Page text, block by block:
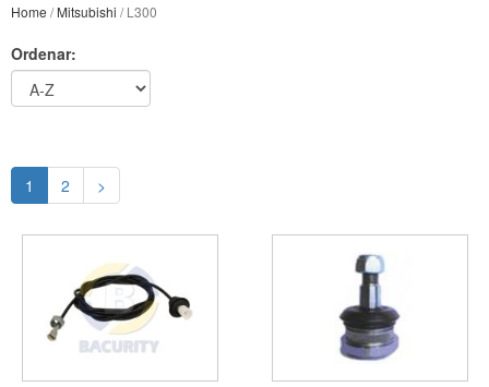
Home /Mitsubishi / L300
Ordenar:
1 2 >